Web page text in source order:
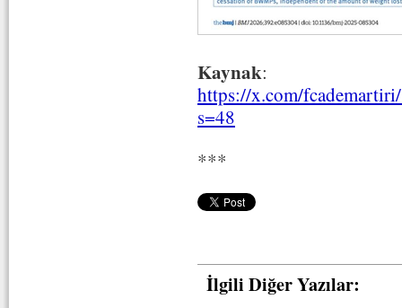
Kaynak:
https://x.com/
s=48
***
İlgili Diğer Yazılar: